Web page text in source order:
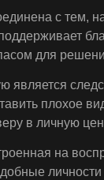
с тем,
для
является
плохое
в личную
на